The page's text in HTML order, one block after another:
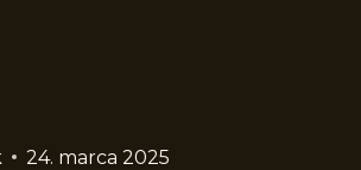
24. marca 2025